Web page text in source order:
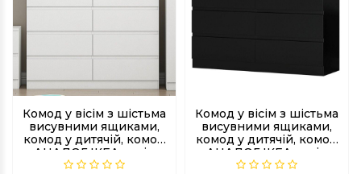
Комод у вісім з шістьма
висувними ящиками,
комод у дитячій, комод
АНАЛОГ ІКЕА колір
Білий
Комод у вісім з шістьма
висувними ящиками,
комод у дитячій, комод
АНАЛОГ ІКЕА колір
Чорний